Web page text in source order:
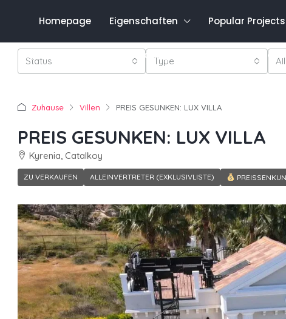
Homepage Eigenschaften Popular Projects
Anmeldung
Status Type
Zuhause Villen PREIS GESUNKEN: LUX VILLA
PREIS GESUNKEN: LUX VILLA
Kyrenia, Catalkoy
ZU VERKAUFEN ALLEINVERTRETER (EXKLUSIVLISTE)